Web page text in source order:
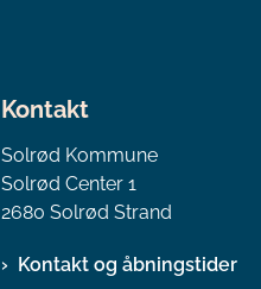
Kontakt
Solrød Kommune
Solrød Center 1
2680 Solrød Strand
Kontakt og åbningstider